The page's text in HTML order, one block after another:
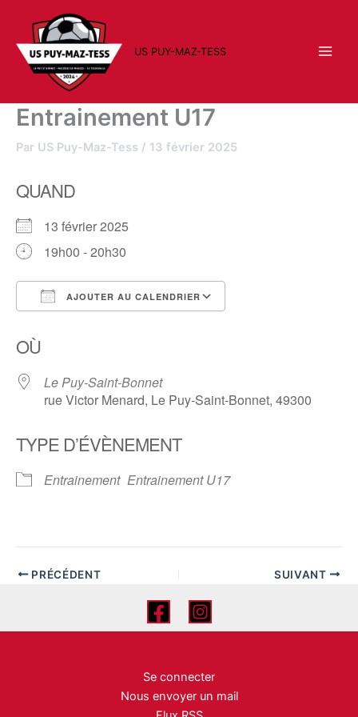
contenu
US PUY-MAZ-TESS
Entrainement U17
Par US Puy-Maz-Tess / 13 février 2025
QUAND
13 février 2025
19h00 - 20h30
AJOUTER AU CALENDRIER
OÙ
Le Puy-Saint-Bonnet
rue Victor Menard, Le Puy-Saint-Bonnet, 49300
TYPE D’ÉVÈNEMENT
Entrainement Entrainement U17
PRÉCÉDENT SUIVANT
Se connecter
Nous envoyer un mail